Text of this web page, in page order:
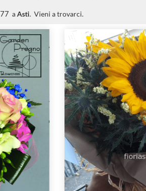
aAsti. Vieni a trovarci.